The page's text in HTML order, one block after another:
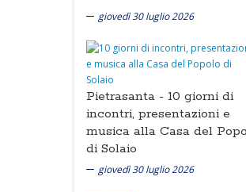
giovedì 30 luglio 2026
Pietrasanta - 10 giorni di
incontri, presentazioni e
musica alla Casa del
di Solaio
giovedì 30 luglio 2026